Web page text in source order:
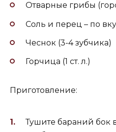
Отварные грибы
Соль и перец – по
Чеснок (3-4 зубчика)
Горчица (1 ст. л.)
Приготовление:
Тушите бараний бок